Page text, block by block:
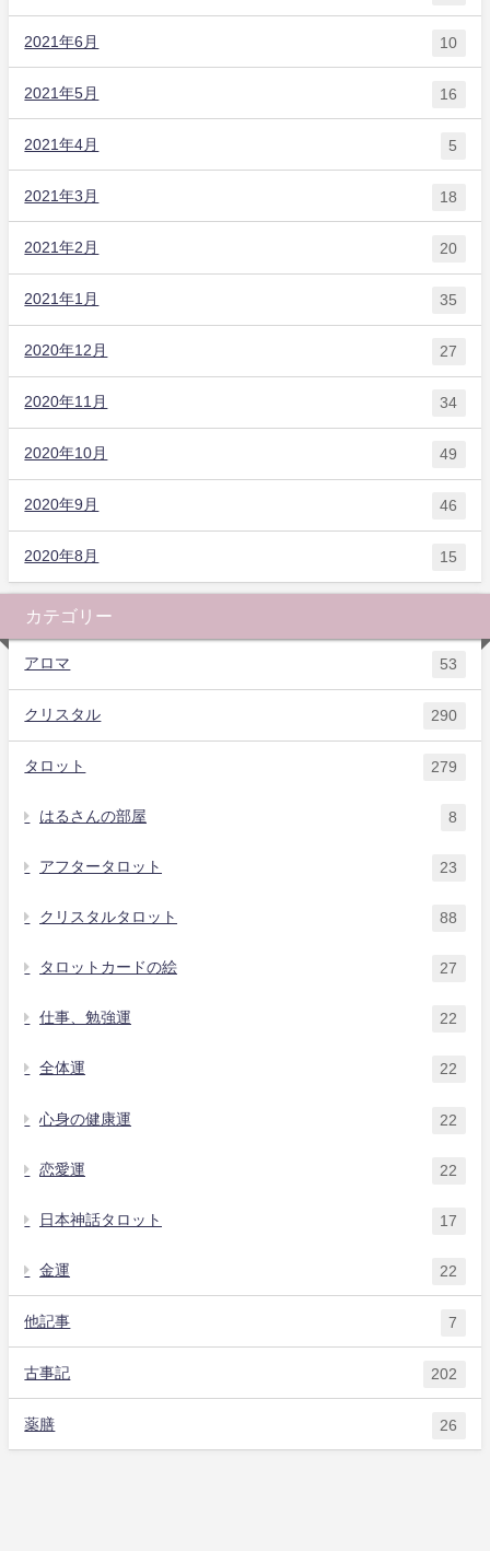
2021年6月 10
2021年5月 16
2021年4月 5
2021年3月 18
2021年2月 20
2021年1月 35
2020年12月 27
2020年11月 34
2020年10月 49
2020年9月 46
2020年8月 15
カテゴリー
アロマ 53
クリスタル 290
タロット 279
はるさんの部屋 8
アフタータロット 23
クリスタルタロット 88
タロットカードの絵 27
仕事、勉強運 22
全体運 22
心身の健康運 22
恋愛運 22
日本神話タロット 17
金運 22
他記事 7
古事記 202
薬膳 26